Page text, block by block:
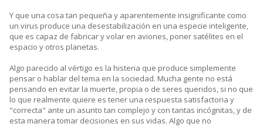
Y que una cosa tan pequeña y aparentemente insignificante como
un virus produce una desestabilización en una especie inteligente,
que es capaz de fabricar y volar en aviones, poner satélites en el
espacio y otros planetas.
Algo parecido al vértigo es la histeria que produce simplemente
pensar o hablar del tema en la sociedad. Mucha gente no está
pensando en evitar la muerte, propia o de seres queridos, si no que
lo que realmente quiere es tener una respuesta satisfactoria y
"correcta" ante un asunto tan complejo y con tantas incógnitas, y de
esta manera tomar decisiones en sus vidas. Algo que no